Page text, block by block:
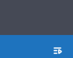
playlist_play